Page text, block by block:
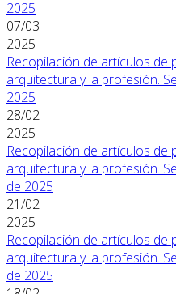
2025
07/03
2025
Recopilación de artículos de
arquitectura y la profesión.
2025
28/02
2025
Recopilación de artículos de
arquitectura y la profesión.
de 2025
21/02
2025
Recopilación de artículos de
arquitectura y la profesión.
de 2025